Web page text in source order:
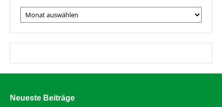
Archiv
Neueste Beiträge